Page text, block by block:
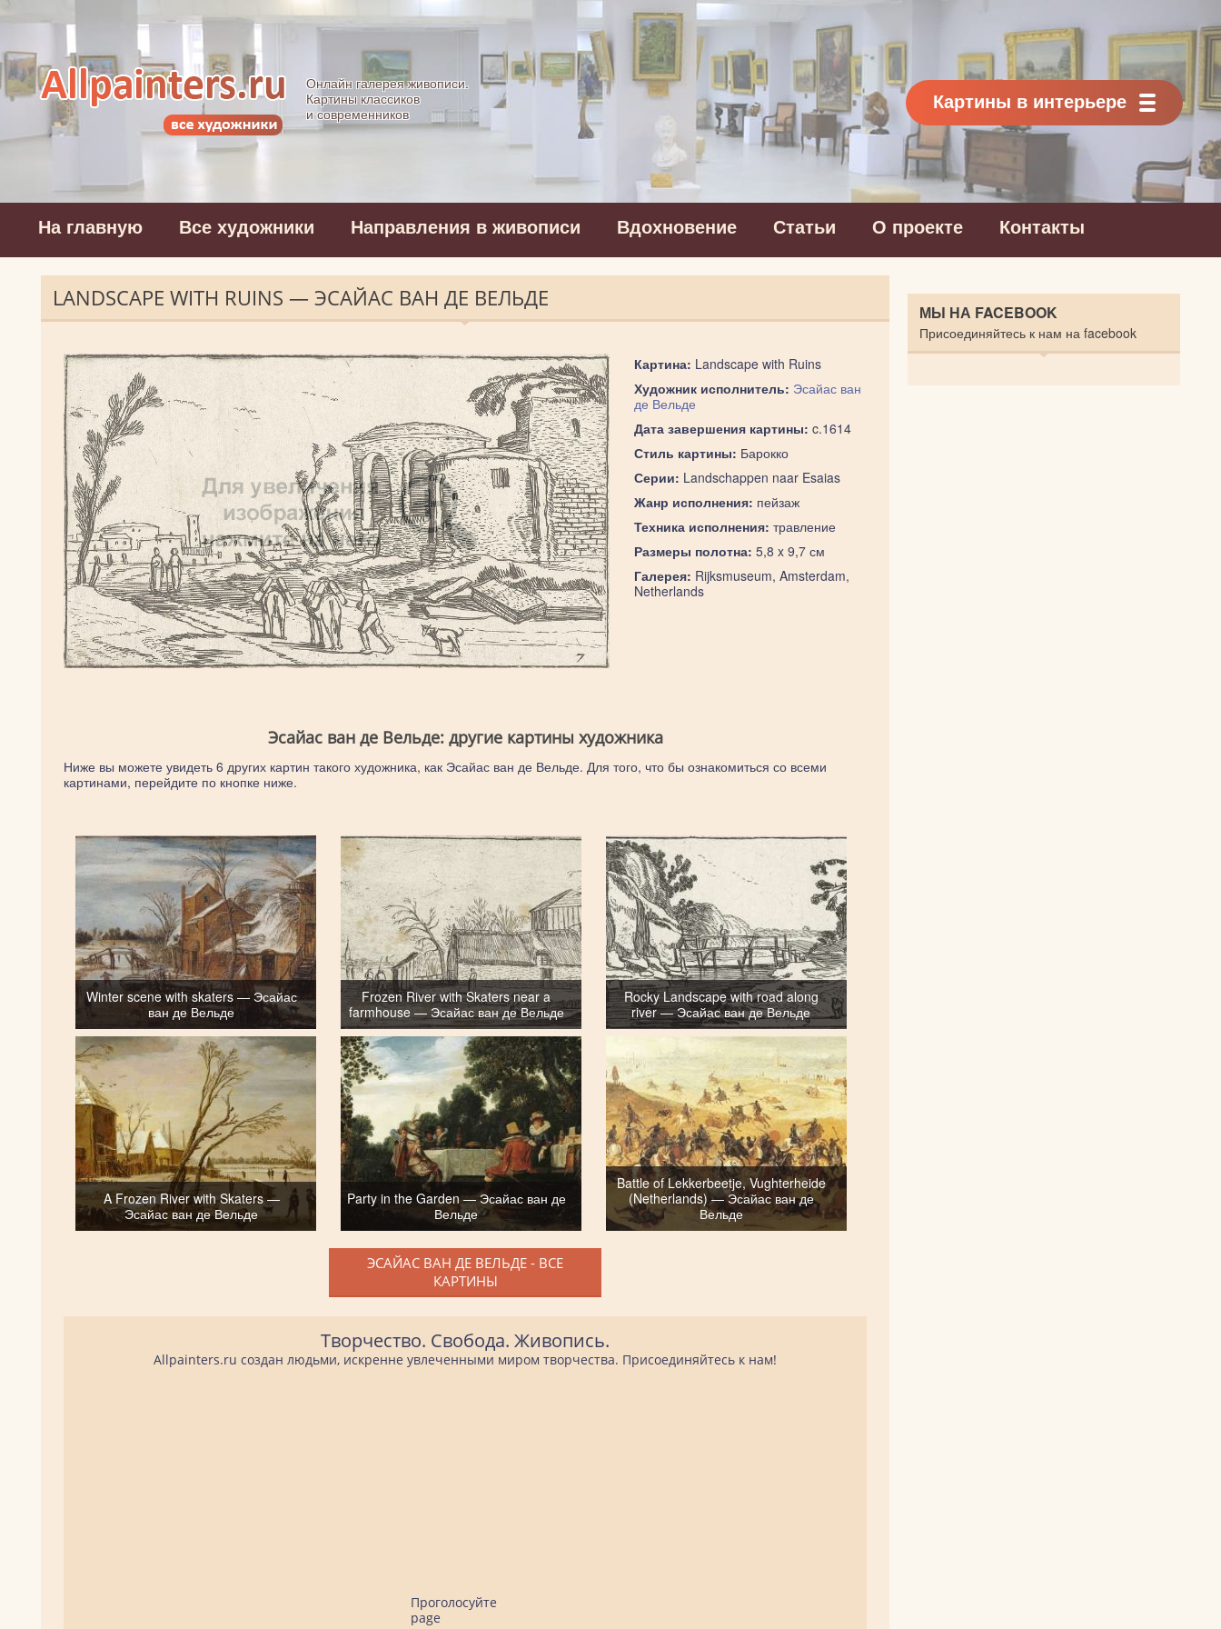
Allpainters.ru - картинная галерея
Онлайн галерея живописи.
Картины классиков
и современников
Картины в интерьере
На главную Все художники Направления в живописи Вдохновение Статьи О проекте Контакты
LANDSCAPE WITH RUINS — ЭСАЙАС ВАН ДЕ ВЕЛЬДЕ
Картина: Landscape with Ruins
Художник исполнитель: Эсайас ван
де Вельде
Дата завершения картины: c.1614
Стиль картины: Барокко
Серии: Landschappen naar Esaias
Жанр исполнения: пейзаж
Техника исполнения: травление
Размеры полотна: 5,8 x 9,7 см
Галерея: Rijksmuseum, Amsterdam,
Netherlands
Эсайас ван де Вельде: другие картины художника
Ниже вы можете увидеть 6 других картин такого художника, как Эсайас ван де Вельде. Для того, что бы ознакомиться со всеми
картинами, перейдите по кнопке ниже.
Winter scene with skaters — Эсайас
ван де Вельде
Frozen River with Skaters near a
farmhouse — Эсайас ван де Вельде
Rocky Landscape with road along
river — Эсайас ван де Вельде
A Frozen River with Skaters —
Эсайас ван де Вельде
Party in the Garden — Эсайас ван де
Вельде
Battle of Lekkerbeetje, Vughterheide
(Netherlands) — Эсайас ван де
Вельде
ЭСАЙАС ВАН ДЕ ВЕЛЬДЕ - ВСЕ
КАРТИНЫ
Творчество. Свобода. Живопись.
Allpainters.ru создан людьми, искренне увлеченными миром творчества. Присоединяйтесь к нам!
Проголосуйте
page
МЫ НА FACEBOOK
Присоединяйтесь к нам на facebook